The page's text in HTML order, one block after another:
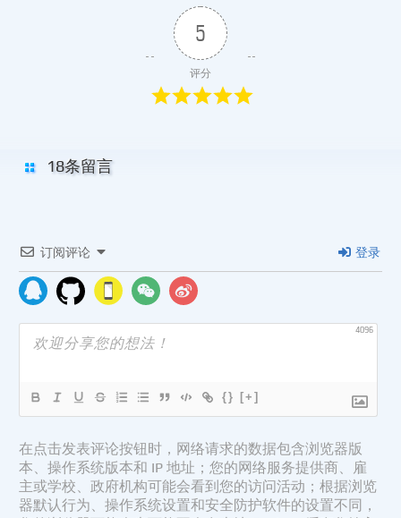
5
评分
18条留言
订阅评论 登录
4096
{} [+]
在点击发表评论按钮时，网络请求的数据包含浏览器版
本、操作系统版本和 IP 地址；您的网络服务提供商、雇
主或学校、政府机构可能会看到您的访问活动；根据浏览
器默认行为、操作系统设置和安全防护软件的设置不同，